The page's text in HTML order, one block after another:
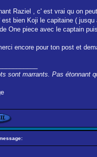
Raziel , c' est vrai qu on
est bien Koji le capitaine (
One piece avec le captain
encore pour ton post et
sont marrants. Pas étonnant